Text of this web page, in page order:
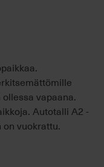
vapaana.
Autotalli A2 -
vuokrattu.